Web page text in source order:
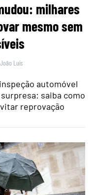
milhares
mesmo sem
João Luís
automóvel
saiba como
reprovação